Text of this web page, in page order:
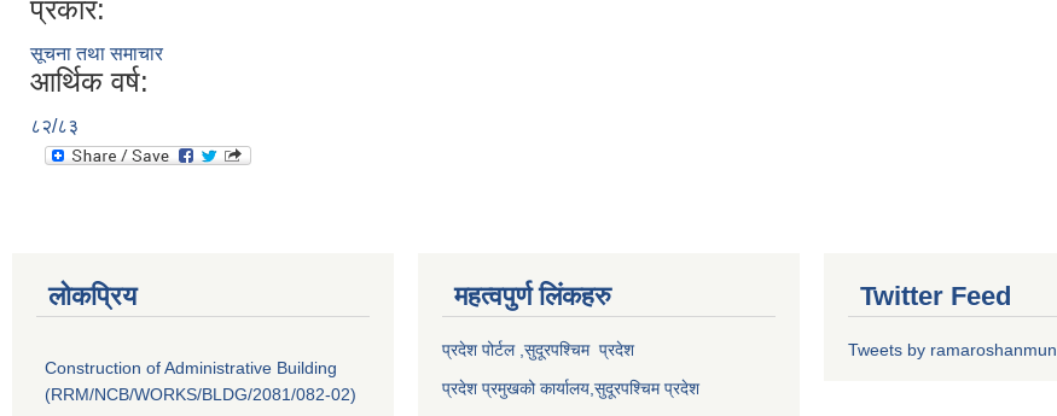
प्रकार:
सूचना तथा समाचार
आर्थिक वर्ष:
८२/८३
लोकप्रिय
Construction of Administrative Building
(RRM/NCB/WORKS/BLDG/2081/082-02)
महत्वपुर्ण लि‌ंकहरु
प्रदेश पोर्टल ,सुदूरपश्चिम प्रदेश
प्रदेश प्रमुखको कार्यालय, सुदूरपश्चिमप्रदेश
Twitter Feed
Tweets by ramaroshanmun